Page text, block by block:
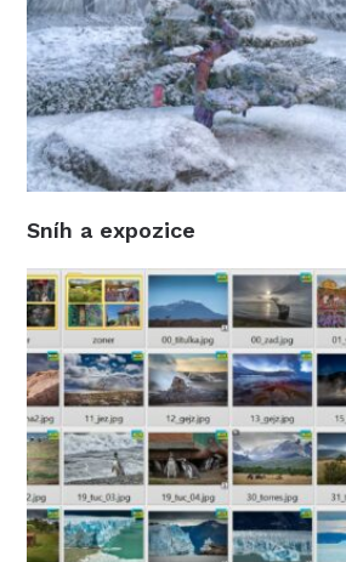
Sníh a expozice